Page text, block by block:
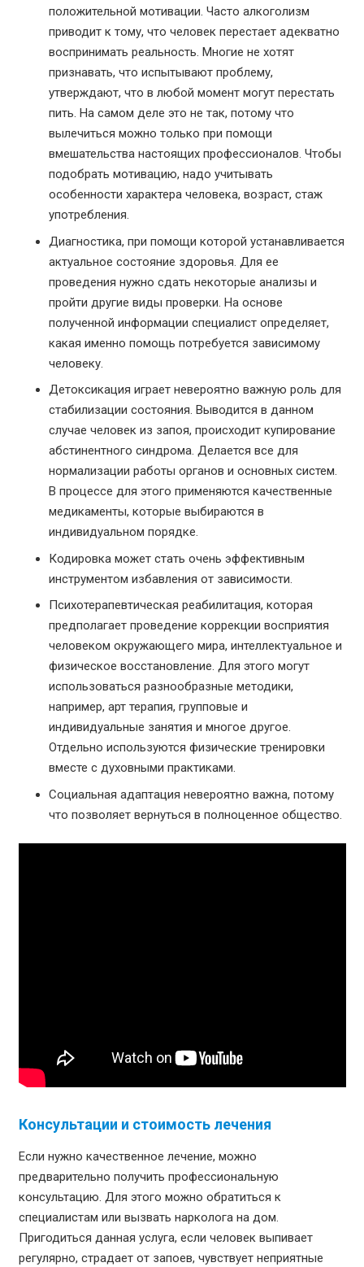
положительной мотивации. Часто алкоголизм
приводит к тому, что человек перестает адекватно
воспринимать реальность. Многие не хотят
признавать, что испытывают проблему,
утверждают, что в любой момент могут перестать
пить. На самом деле это не так, потому что
вылечиться можно только при помощи
вмешательства настоящих профессионалов. Чтобы
подобрать мотивацию, надо учитывать
особенности характера человека, возраст, стаж
употребления.
Диагностика, при помощи которой устанавливается
актуальное состояние здоровья. Для ее
проведения нужно сдать некоторые анализы и
пройти другие виды проверки. На основе
полученной информации специалист определяет,
какая именно помощь потребуется зависимому
человеку.
Детоксикация играет невероятно важную роль для
стабилизации состояния. Выводится в данном
случае человек из запоя, происходит купирование
абстинентного синдрома. Делается все для
нормализации работы органов и основных систем.
В процессе для этого применяются качественные
медикаменты, которые выбираются в
индивидуальном порядке.
Кодировка может стать очень эффективным
инструментом избавления от зависимости.
Психотерапевтическая реабилитация, которая
предполагает проведение коррекции восприятия
человеком окружающего мира, интеллектуальное и
физическое восстановление. Для этого могут
использоваться разнообразные методики,
например, арт терапия, групповые и
индивидуальные занятия и многое другое.
Отдельно используются физические тренировки
вместе с духовными практиками.
Социальная адаптация невероятно важна, потому
что позволяет вернуться в полноценное общество.
Консультации и стоимость лечения
Если нужно качественное лечение, можно
предварительно получить профессиональную
консультацию. Для этого можно обратиться к
специалистам или вызвать нарколога на дом.
Пригодиться данная услуга, если человек выпивает
регулярно, страдает от запоев, чувствует неприятные